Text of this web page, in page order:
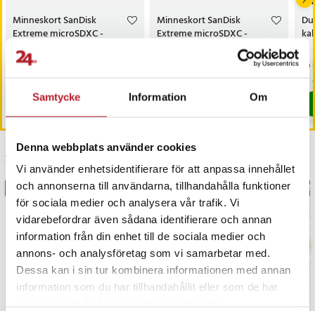
Samtycke Information Om
Denna webbplats använder cookies
Vi använder enhetsidentifierare för att anpassa innehållet
och annonserna till användarna, tillhandahålla funktioner
för sociala medier och analysera vår trafik. Vi
vidarebefordrar även sådana identifierare och annan
information från din enhet till de sociala medier och
annons- och analysföretag som vi samarbetar med.
Dessa kan i sin tur kombinera informationen med annan
information som du har tillhandahållit eller som de har
Artikelnummer:129543
Minneskort SanDisk
Extreme microSDXC -
128GB
Pris:319 kr
319 kr
Köp
Minneskort SanDisk
Extreme microSDXC -
Senast besökta
BÄSTSÄLJARE